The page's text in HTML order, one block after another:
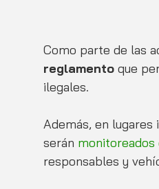
Como parte de las
reglamento que
ilegales.
Además, en
serán monitoreados
responsables y